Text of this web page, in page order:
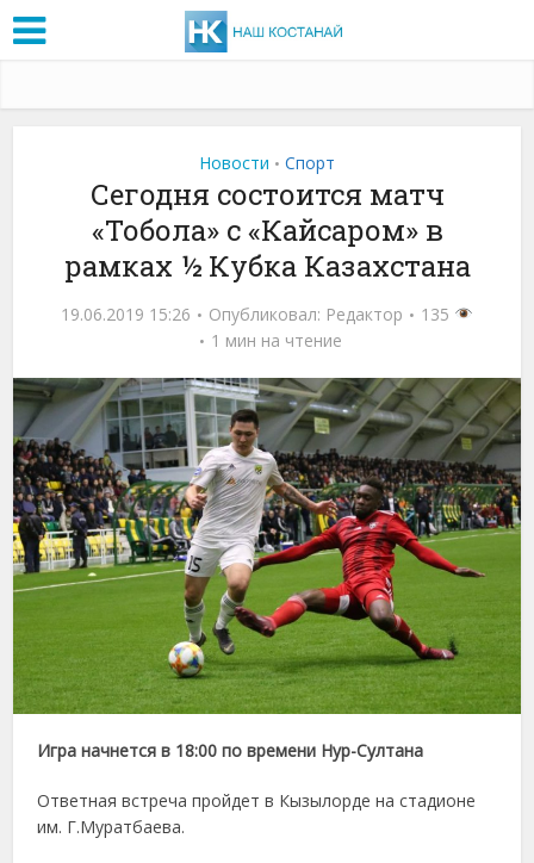
Новости • Спорт
Сегодня состоится матч
«Тобола» с «Кайсаром» в
рамках ½ Кубка Казахстана
19.06.2019 15:26 Опубликовал: Редактор
135
1 мин на чтение
Игра начнется в 18:00 по времени Нур-Султана
Ответная встреча пройдет в Кызылорде на стадионе
им. Г.Муратбаева.